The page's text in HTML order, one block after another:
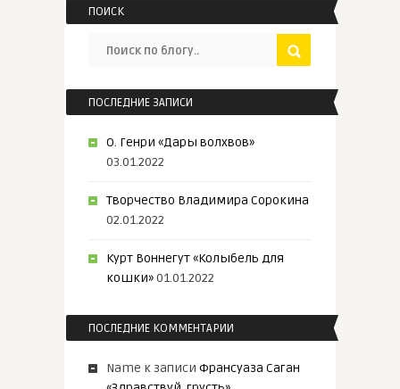
ПОИСК
ПОСЛЕДНИЕ ЗАПИСИ
О. Генри «Дары волхвов»
03.01.2022
Творчество Владимира Сорокина
02.01.2022
Курт Воннегут «Колыбель для
кошки» 01.01.2022
ПОСЛЕДНИЕ КОММЕНТАРИИ
Name к записи Франсуаза Саган